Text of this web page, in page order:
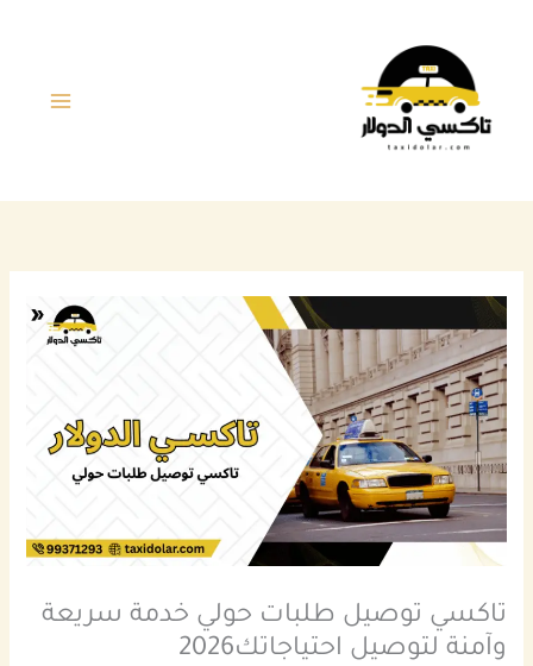
تاكسي توصيل طلبات حولي خدمة سريعة
وآمنة لتوصيل احتياجاتك2026